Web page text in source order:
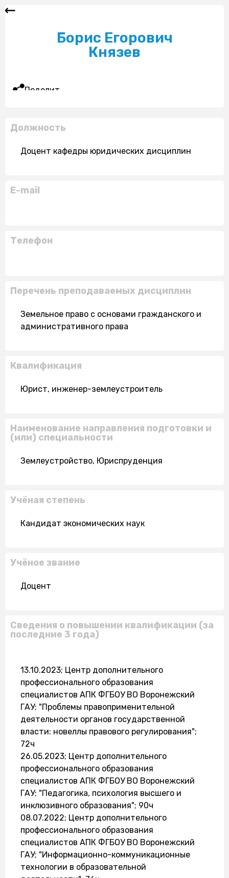
Борис Егорович
Князев
Поделиться
Должность
Доцент кафедры юридических дисциплин
E-mail
Телефон
Перечень преподаваемых дисциплин
Земельное право с основами гражданского и
административного права
Квалификация
Юрист, инженер-землеустроитель
Наименование направления подготовки и
(или) специальности
Землеустройство, Юриспруденция
Учёная степень
Кандидат экономических наук
Учёное звание
Доцент
Сведения о повышении квалификации (за
последние 3 года)
13.10.2023; Центр дополнительного
профессионального образования
специалистов АПК ФГБОУ ВО Воронежский
ГАУ; "Проблемы правоприменительной
деятельности органов государственной
власти: новеллы правового регулирования";
72ч
26.05.2023; Центр дополнительного
профессионального образования
специалистов АПК ФГБОУ ВО Воронежский
ГАУ; "Педагогика, психология высшего и
инклюзивного образования"; 90ч
08.07.2022; Центр дополнительного
профессионального образования
специалистов АПК ФГБОУ ВО Воронежский
ГАУ; "Информационно-коммуникационные
технологии в образовательной